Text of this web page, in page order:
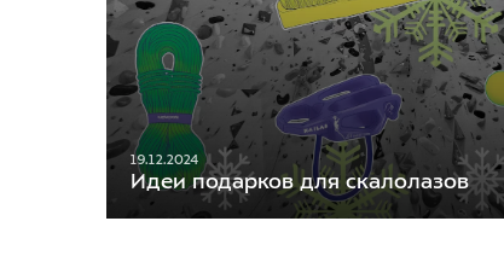
19.12.2024
Идеи подарков для скалолазов